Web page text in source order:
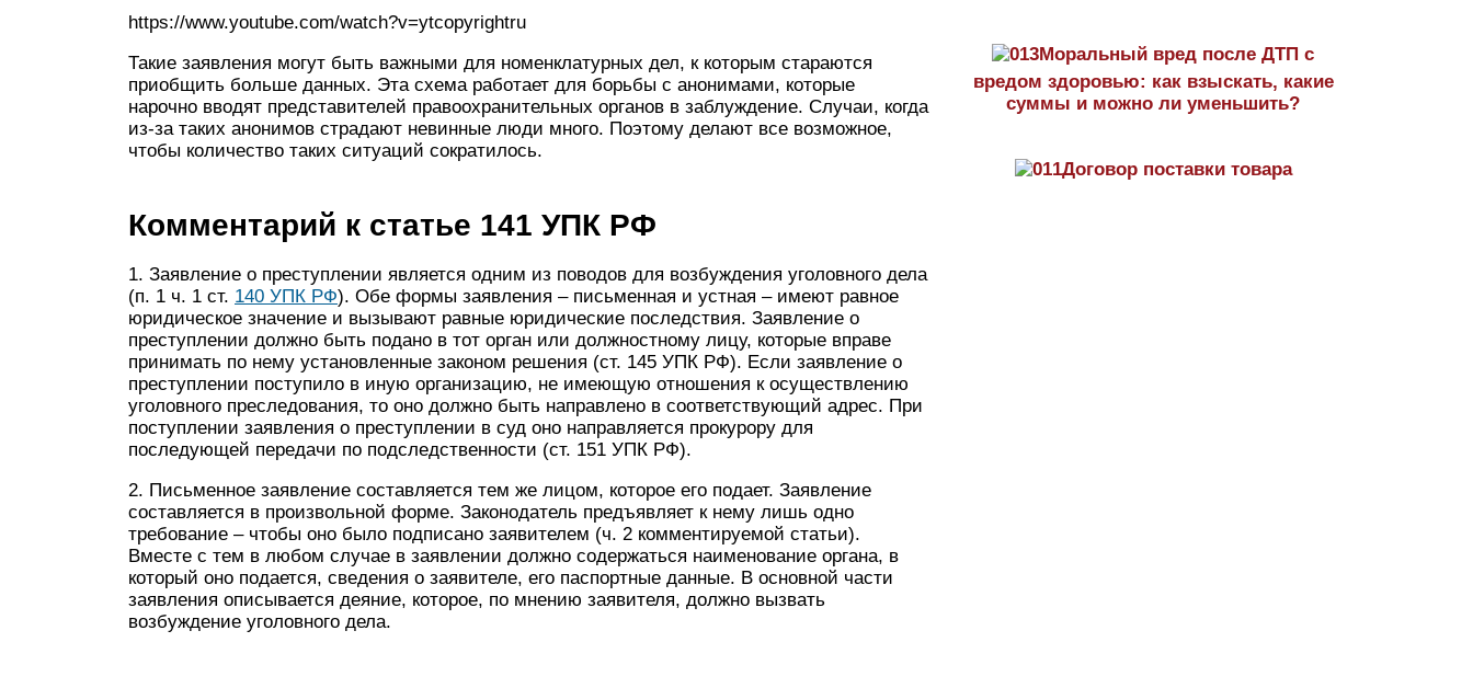
https://www.youtube.com/watch?v=ytcopyrightru
Такие заявления могут быть важными для номенклатурных дел, к которым стараются
приобщить больше данных. Эта схема работает для борьбы с анонимами, которые
нарочно вводят представителей правоохранительных органов в заблуждение. Случаи, когда
из-за таких анонимов страдают невинные люди много. Поэтому делают все возможное,
чтобы количество таких ситуаций сократилось.
Комментарий к статье 141 УПК РФ
1. Заявление о преступлении является одним из поводов для возбуждения уголовного дела
(п. 1 ч. 1 ст. 140 УПК РФ). Обе формы заявления – письменная и устная – имеют равное
юридическое значение и вызывают равные юридические последствия. Заявление о
преступлении должно быть подано в тот орган или должностному лицу, которые вправе
принимать по нему установленные законом решения (ст. 145 УПК РФ). Если заявление о
преступлении поступило в иную организацию, не имеющую отношения к осуществлению
уголовного преследования, то оно должно быть направлено в соответствующий адрес. При
поступлении заявления о преступлении в суд оно направляется прокурору для
последующей передачи по подследственности (ст. 151 УПК РФ).
2. Письменное заявление составляется тем же лицом, которое его подает. Заявление
составляется в произвольной форме. Законодатель предъявляет к нему лишь одно
требование – чтобы оно было подписано заявителем (ч. 2 комментируемой статьи).
Вместе с тем в любом случае в заявлении должно содержаться наименование органа, в
который оно подается, сведения о заявителе, его паспортные данные. В основной части
заявления описывается деяние, которое, по мнению заявителя, должно вызвать
возбуждение уголовного дела.
Моральный вред после ДТП с
вредом здоровью: как взыскать, какие
суммы и можно ли уменьшить?
Договор поставки товара